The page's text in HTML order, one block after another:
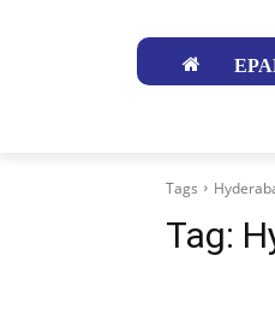
Tags
Tag: